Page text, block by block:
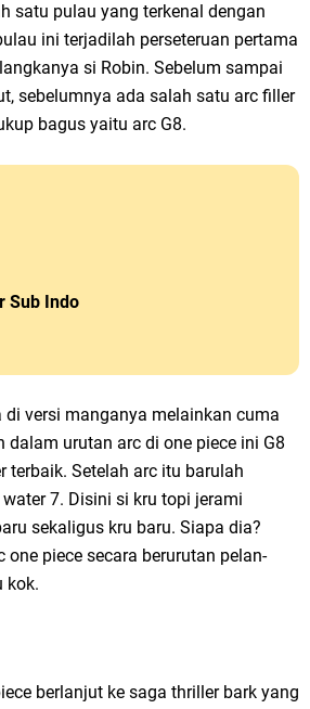
satu pulau yang terkenal dengan
ini terjadilah perseteruan pertama
si Robin. Sebelum sampai
sebelumnya ada salah satu arc filler
bagus yaitu arc G8.
Sub Indo
di versi manganya melainkan cuma
dalam urutan arc di one piece ini G8
terbaik. Setelah arc itu barulah
7. Disini si kru topi jerami
sekaligus kru baru. Siapa dia?
one piece secara berurutan pelan-
kok.
berlanjut ke saga thriller bark yang